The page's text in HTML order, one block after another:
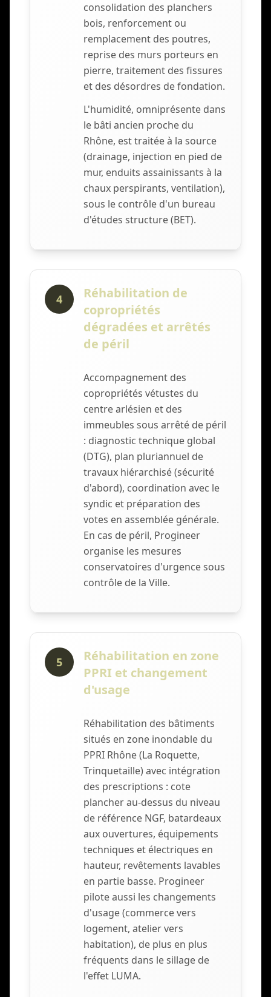
consolidation des planchers
bois, renforcement ou
remplacement des poutres,
reprise des murs porteurs en
pierre, traitement des fissures
et des désordres de fondation.
L'humidité, omniprésente dans
le bâti ancien proche du
Rhône, est traitée à la source
(drainage, injection en pied de
mur, enduits assainissants à la
chaux perspirants, ventilation),
sous le contrôle d'un bureau
d'études structure (BET).
4
Réhabilitation de
copropriétés
dégradées et arrêtés
de péril
Accompagnement des
copropriétés vétustes du
centre arlésien et des
immeubles sous arrêté de péril
: diagnostic technique global
(DTG), plan pluriannuel de
travaux hiérarchisé (sécurité
d'abord), coordination avec le
syndic et préparation des
votes en assemblée générale.
En cas de péril, Progineer
organise les mesures
conservatoires d'urgence sous
contrôle de la Ville.
5
Réhabilitation en zone
PPRI et changement
d'usage
Réhabilitation des bâtiments
situés en zone inondable du
PPRI Rhône (La Roquette,
Trinquetaille) avec intégration
des prescriptions : cote
plancher au-dessus du niveau
de référence NGF, batardeaux
aux ouvertures, équipements
techniques et électriques en
hauteur, revêtements lavables
en partie basse. Progineer
pilote aussi les changements
d'usage (commerce vers
logement, atelier vers
habitation), de plus en plus
fréquents dans le sillage de
l'effet LUMA.